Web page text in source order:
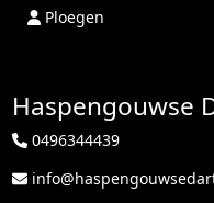
Ploegen
Haspengouwse
0496344439